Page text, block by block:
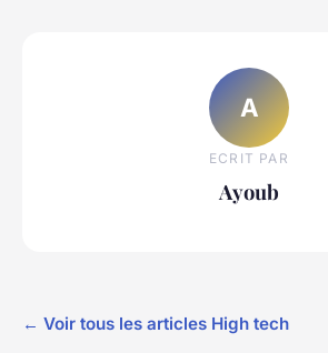
A
ECRIT PAR
Ayoub
← Voir tous les articles High tech